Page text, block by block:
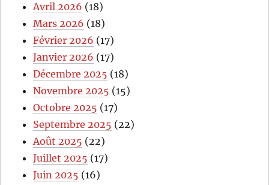
Avril 2026 (18)
Mars 2026 (18)
Février 2026 (17)
Janvier 2026 (17)
Décembre 2025 (18)
Novembre 2025 (15)
Octobre 2025 (17)
Septembre 2025 (22)
Août 2025 (22)
Juillet 2025 (17)
Juin 2025 (16)